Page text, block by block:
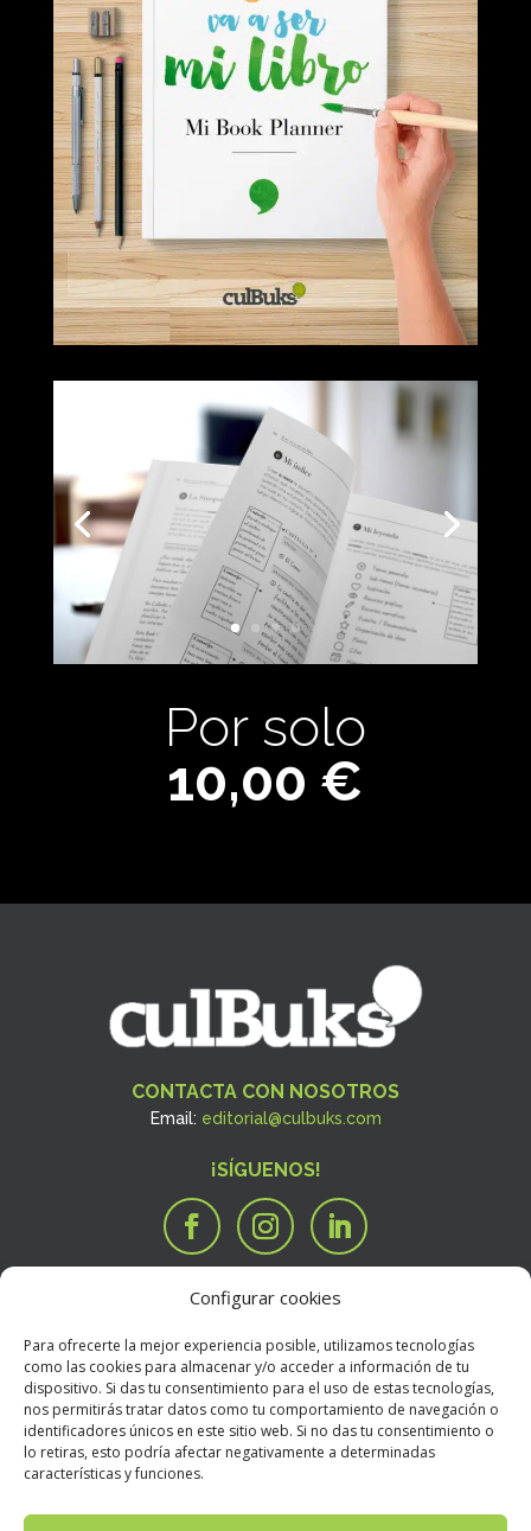
Configurar cookies
Para ofrecerte la mejor experiencia posible, utilizamos tecnologías
como las cookies para almacenar y/o acceder a información de tu
dispositivo. Si das tu consentimiento para el uso de estas tecnologías,
nos permitirás tratar datos como tu comportamiento de navegación o
identificadores únicos en este sitio web. Si no das tu consentimiento o
lo retiras, esto podría afectar negativamente a determinadas
características y funciones.
Por solo
10,00 €
CONTACTA CON NOSOTROS
Email: editorial@culbuks.com
¡SÍGUENOS!
i Tengo un manuscrito
RNecesito que alguien valore mi libro
BOOKSTORE
ECondiciones Generales de Contratación
E Política de devoluciones
E